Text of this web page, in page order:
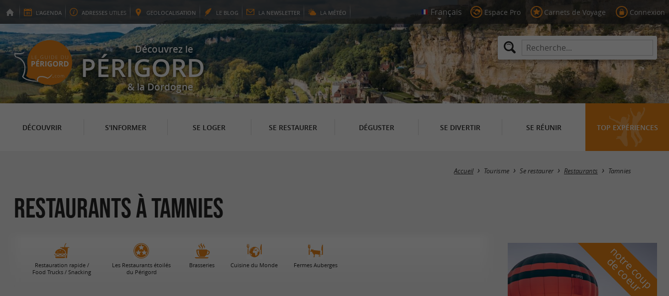
L'AGENDA ADRESSES UTILES GEOLOCALISATION LE BLOG LA NEWSLETTER LA MÉTÉO Espace Pro Carnets de Voyage Connexion
Découvrez le
PÉRIGORD
& la Dordogne
DÉCOUVRIR S'INFORMER SE LOGER SE RESTAURER DÉGUSTER SE DIVERTIR SE RÉUNIR TOP EXPÉRIENCES
Masquer la carte
Accueil Tourisme Se restaurer Restaurants Tamnies
Restaurants à Tamnies
Restauration rapide /
Food Trucks / Snacking
Les Restaurants étoilés
du Périgord
Brasseries Cuisine du Monde Fermes Auberges n
o
t
r
e
c
o
u
p
d
e
c
o
e
u
r